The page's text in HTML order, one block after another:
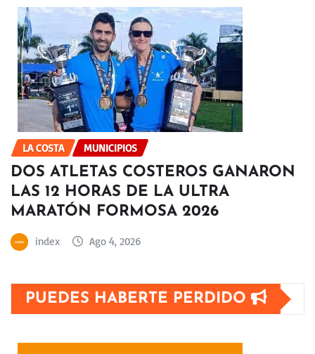
LA COSTA MUNICIPIOS
DOS ATLETAS COSTEROS GANARON
LAS 12 HORAS DE LA ULTRA
MARATÓN FORMOSA 2026
index Ago 4, 2026
PUEDES HABERTE PERDIDO